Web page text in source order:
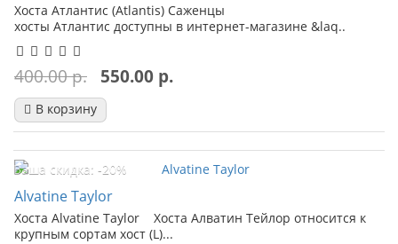
Хоста Атлантис (Atlantis) Саженцы
хосты Атлантис доступны в интернет-магазине &laq..
400.00 р. 550.00 р.
В корзину
Ваша скидка: -20%
Alvatine Taylor
Хоста Alvatine Taylor Хоста Алватин Тейлор относится к
крупным сортам хост (L)...